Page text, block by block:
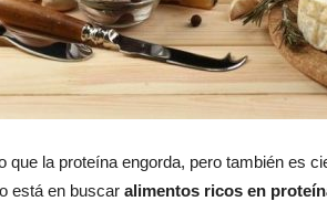
que la proteína engorda, pero también es
está en buscar alimentos ricos en